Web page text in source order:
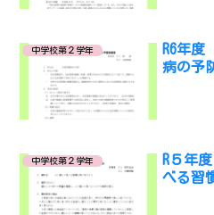
中学校第２学年
R6年
病の予
中学校第２学年
R５年
べる習